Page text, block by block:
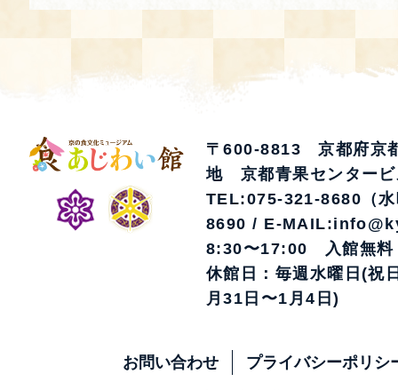
〒600-8813 京都府京
地 京都青果センタービ
TEL:075-321-8680（
8690 / E-
8:30〜17:00 入館無料
休館日：毎週水曜日(祝
月31日〜1月4日)
お問い合わせ プライバシーポリシ